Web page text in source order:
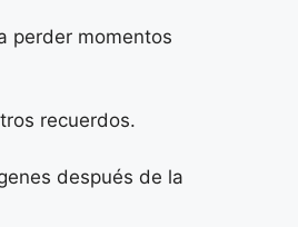
perder momentos
recuerdos.
después de la